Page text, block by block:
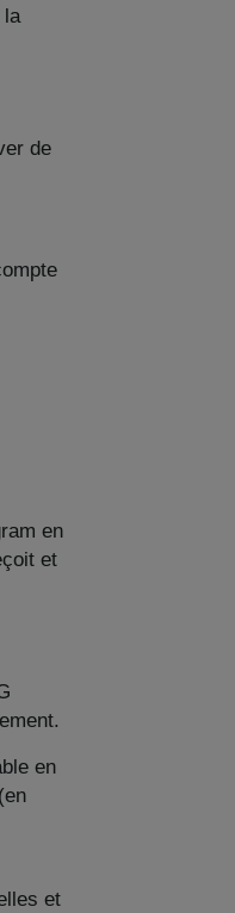
la
de
en
et
en
(en
et